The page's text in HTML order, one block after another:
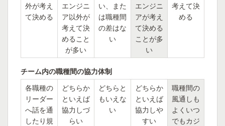
外が考え
て決める
エンジニ
ア以外が
考えて決
めること
が多い
い、また
は職種間
の差はな
い
エンジニ
アが考え
て決める
ことが多
い
考えて決
める
チーム内の職種間の協力体制
各職種の
リーダー
へ話を通
したり規
どちらか
といえば
協力しづ
らい
どちらと
もいえな
い
どちらか
といえば
協力しや
すい
職種間の
風通しも
よくいつ
でもカジ